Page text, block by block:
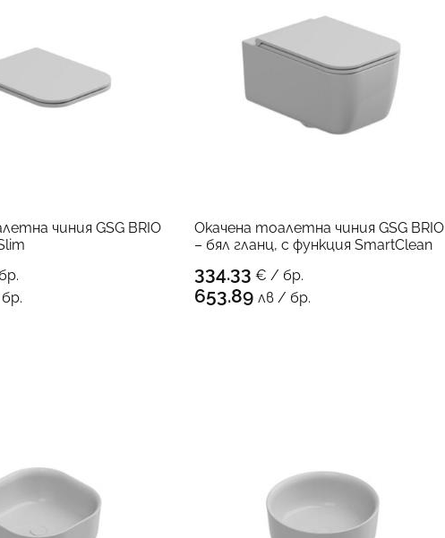
чиния GSG BRIO
Окачена тоалетна чиния GSG BRIO
– бял гланц, с функция SmartClean
334.33 € / бр.
653.89 лв / бр.